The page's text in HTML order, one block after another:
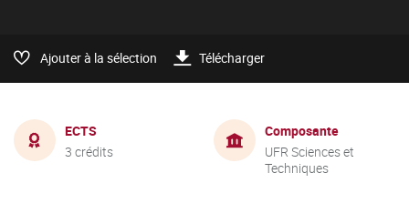
Ajouter à la sélection Télécharger
ECTS
3 crédits
Composante
UFR Sciences et
Techniques